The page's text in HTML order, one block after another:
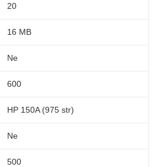
20
16 MB
Ne
600
HP 150A (975 str)
Ne
500